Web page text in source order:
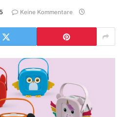
Keine Kommentare